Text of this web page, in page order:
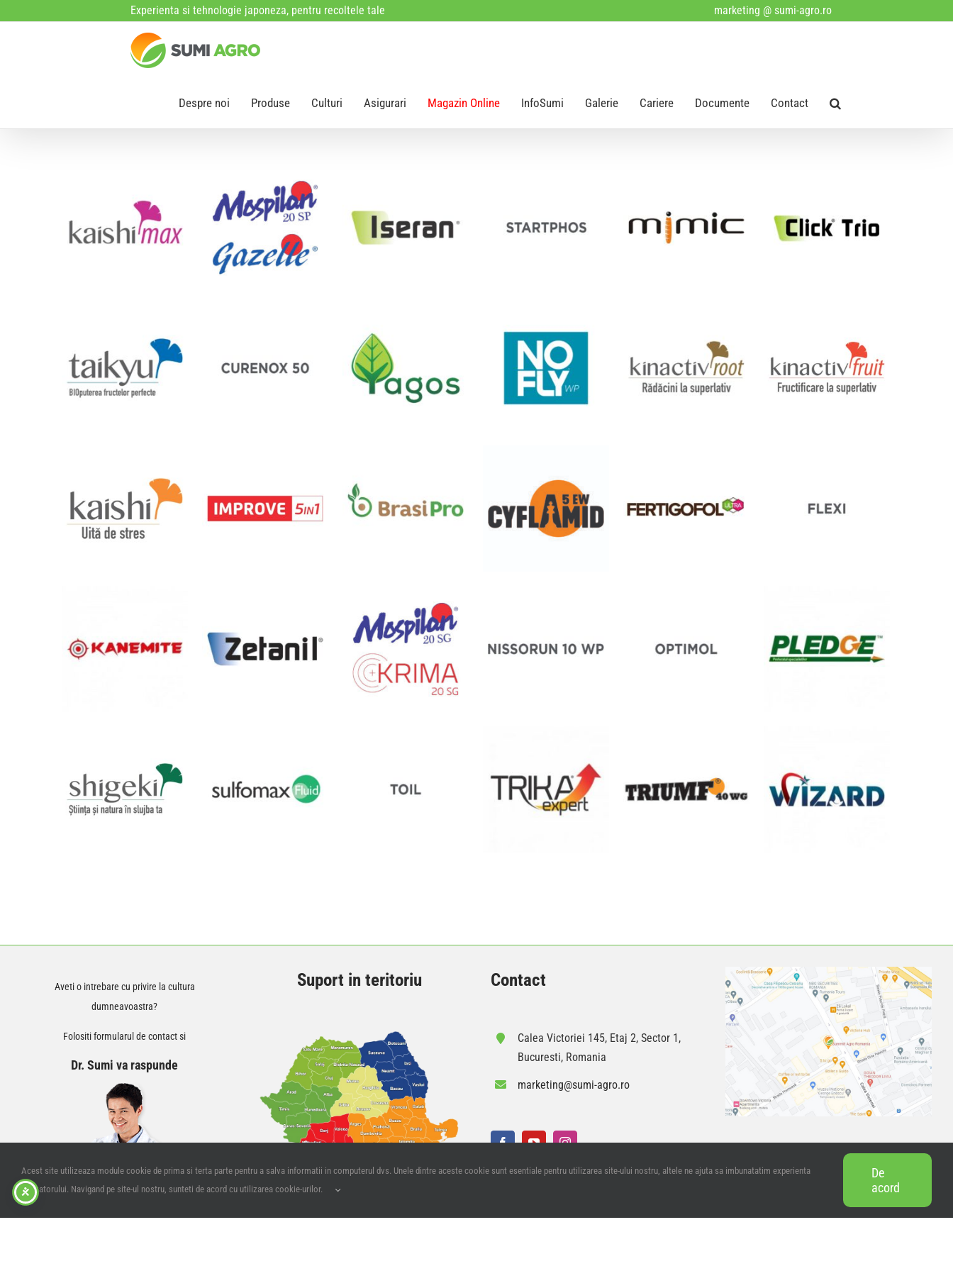
Experienta si tehnologie japoneza, pentru recoltele tale marketing @ sumi-agro.ro
Despre noi Produse Culturi Asigurari Magazin Online InfoSumi Galerie Cariere Documente Contact
Aveti o intrebare cu privire la cultura
dumneavoastra?
Folositi formularul de contact si
Dr. Sumi va raspunde
Suport in teritoriu Contact
Calea Victoriei 145, Etaj 2, Sector 1,
Bucuresti, Romania
marketing@sumi-agro.ro
Acest site utilizeaza module cookie de prima si terta parte pentru a salva informatii in computerul dvs. Unele dintre aceste cookie sunt esentiale pentru utilizarea site-ului nostru, altele ne ajuta sa imbunatatim experienta
utilizatorului. Navigand pe site-ul nostru, sunteti de acord cu utilizarea cookie-urilor.
De
acord